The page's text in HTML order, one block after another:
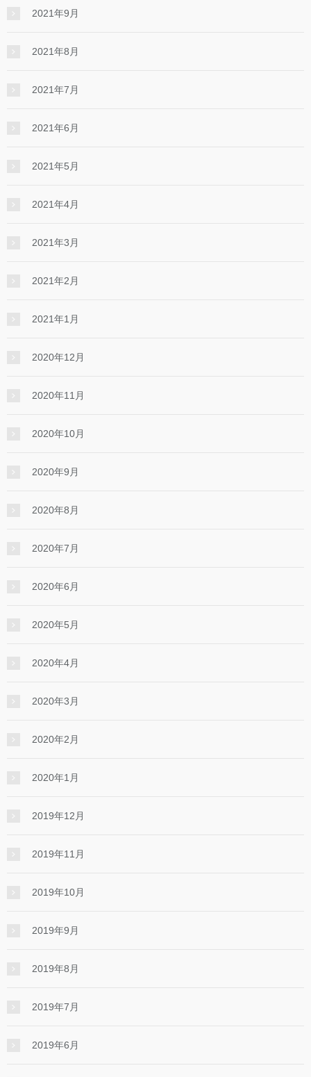
2021年9月
2021年8月
2021年7月
2021年6月
2021年5月
2021年4月
2021年3月
2021年2月
2021年1月
2020年12月
2020年11月
2020年10月
2020年9月
2020年8月
2020年7月
2020年6月
2020年5月
2020年4月
2020年3月
2020年2月
2020年1月
2019年12月
2019年11月
2019年10月
2019年9月
2019年8月
2019年7月
2019年6月